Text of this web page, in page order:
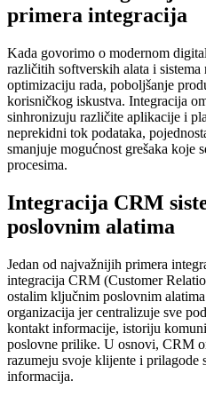
primera integracija
Kada govorimo o modernom
različitih softverskih alata i
optimizaciju rada, poboljšanje
korisničkog iskustva. Integracija
sinhronizuju različite aplikacije i
neprekidni tok podataka,
smanjuje mogućnost grešaka koje
procesima.
Integracija CRM
poslovnim alatima
Jedan od najvažnijih primera
integracija CRM (Customer
ostalim ključnim poslovnim
organizacija jer centralizuje sve
kontakt informacije, istoriju
poslovne prilike. U osnovi, CRM
razumeju svoje klijente i prilagode
informacija.